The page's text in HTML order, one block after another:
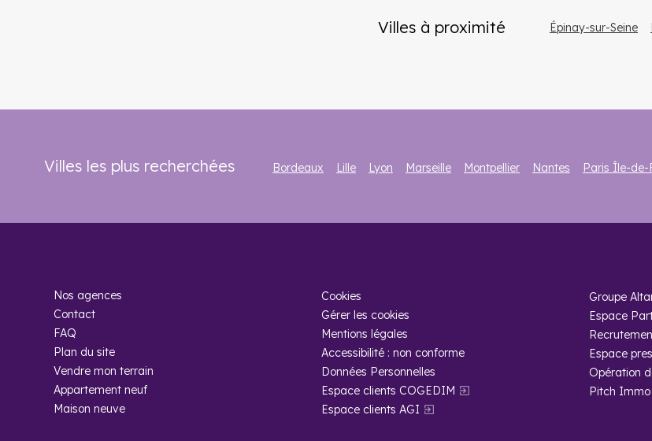
Villes à proximité Épinay-sur-Seine
Villes les plus recherchées Bordeaux Lille Lyon Marseille Montpellier Nantes Paris Île-de-
Nos agences
Contact
FAQ
Plan du site
Vendre mon terrain
Appartement neuf
Maison neuve
Cookies
Gérer les cookies
Mentions légales
Accessibilité : non conforme
Données Personnelles
Espace clients COGEDIM
Espace clients AGI
Groupe
Espace
Espace
Opération
Pitch